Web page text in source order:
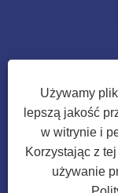
Prawa
Tongwei
Używamy
lepszą jakość
w witrynie i
Korzystając z
używanie